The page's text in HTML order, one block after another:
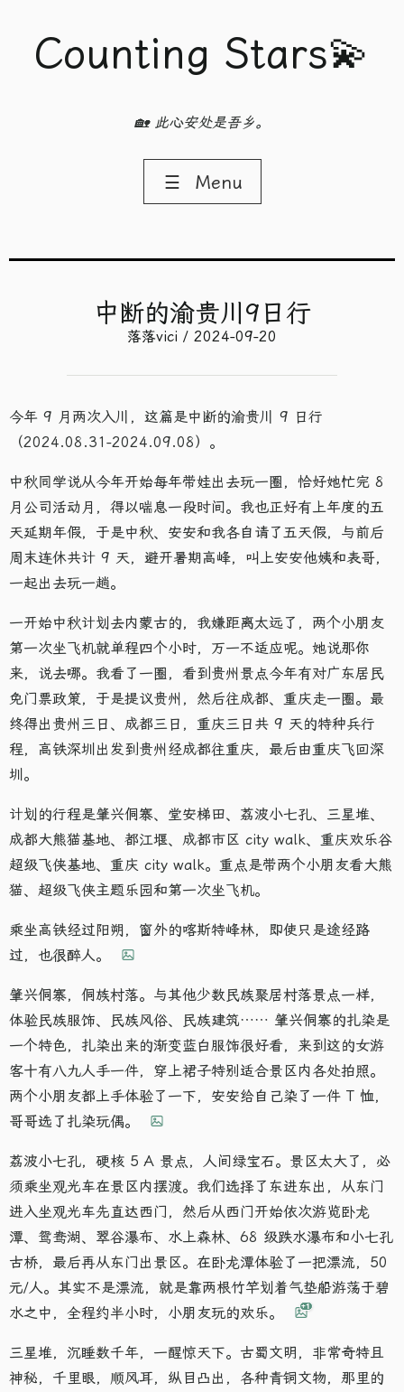
Counting Stars💫
🏡 此心安处是吾乡。
☰ Menu
中断的渝贵川9日行
落落vici / 2024-09-20
今年 9 月两次入川，这篇是中断的渝贵川 9 日行
（2024.08.31-2024.09.08）。
中秋同学说从今年开始每年带娃出去玩一圈，恰好她忙完 8
月公司活动月，得以喘息一段时间。我也正好有上年度的五
天延期年假，于是中秋、安安和我各自请了五天假，与前后
周末连休共计 9 天，避开暑期高峰，叫上安安他姨和表哥，
一起出去玩一趟。
一开始中秋计划去内蒙古的，我嫌距离太远了，两个小朋友
第一次坐飞机就单程四个小时，万一不适应呢。她说那你
来，说去哪。我看了一圈，看到贵州景点今年有对广东居民
免门票政策，于是提议贵州，然后往成都、重庆走一圈。最
终得出贵州三日、成都三日，重庆三日共 9 天的特种兵行
程，高铁深圳出发到贵州经成都往重庆，最后由重庆飞回深
圳。
计划的行程是肇兴侗寨、堂安梯田、荔波小七孔、三星堆、
成都大熊猫基地、都江堰、成都市区 city walk、重庆欢乐谷
超级飞侠基地、重庆 city walk。重点是带两个小朋友看大熊
猫、超级飞侠主题乐园和第一次坐飞机。
乘坐高铁经过阳朔，窗外的喀斯特峰林，即使只是途经路
过，也很醉人。
肇兴侗寨，侗族村落。与其他少数民族聚居村落景点一样，
体验民族服饰、民族风俗、民族建筑…… 肇兴侗寨的扎染是
一个特色，扎染出来的渐变蓝白服饰很好看，来到这的女游
客十有八九人手一件，穿上裙子特别适合景区内各处拍照。
两个小朋友都上手体验了一下，安安给自己染了一件 T 恤，
哥哥选了扎染玩偶。
荔波小七孔，硬核 5 A 景点，人间绿宝石。景区太大了，必
须乘坐观光车在景区内摆渡。我们选择了东进东出，从东门
进入坐观光车先直达西门，然后从西门开始依次游览卧龙
潭、鸳鸯湖、翠谷瀑布、水上森林、68 级跌水瀑布和小七孔
古桥，最后再从东门出景区。在卧龙潭体验了一把漂流，50
元/人。其实不是漂流，就是靠两根竹竿划着气垫船游荡于碧
水之中，全程约半小时，小朋友玩的欢乐。
+1
三星堆，沉睡数千年，一醒惊天下。古蜀文明，非常奇特且
神秘，千里眼，顺风耳，纵目凸出，各种青铜文物，那里的